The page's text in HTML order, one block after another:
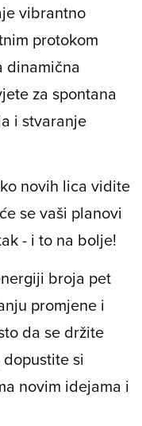
vibrantno
protokom
dinamična
za spontana
i stvaranje
novih lica vidite
se vaši planovi
- i to na bolje!
broja pet
promjene i
da se držite
si
novim idejama i